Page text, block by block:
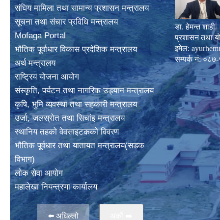
संघिय मामिला तथा सामान्य प्रशासन मन्त्रालय
सूचना तथा संचार प्रविधि मन्त्रालय
Mofaga Portal
भाैतिक पूर्वाधार विकास प्रदेशिक मन्त्रालय
अर्थ मन्त्रालय
राष्ट्रिय योजना आयोग
संस्कृति, पर्यटन तथा नागरिक उड्यान मन्त्रालय
कृषि, भुमि व्यवस्था तथा सहकारी मन्त्रालय
उर्जा, जलस्राेत तथा सिचांइ मन्त्रालय
स्थानिय तहकाे वेवसाइटककाे विवरण
भाैतिक पूर्वधार तथा यातायत मन्त्रालय(सडक
विभाग)
लाेक सेवा आयोग
महालेखा नियन्त्रणा कार्यालय
⬅️ अघिल्लो
डा. हेमन्त शाही
प्रशासन तथा
इमेल:
सम्पर्क नं: